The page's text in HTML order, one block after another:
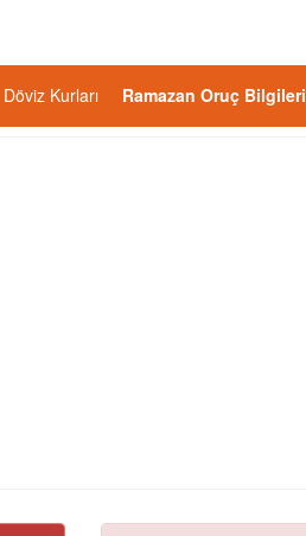
Döviz Kurları Ramazan Oruç Bilgileri